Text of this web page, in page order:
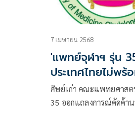
7 เมษายน 2568
'แพทย์จุฬาฯ รุ่น
ประเทศไทยไม่พร้
ศิษย์เก่า คณะแพทยศาส
35 ออกแถลงการณ์คัดค้า